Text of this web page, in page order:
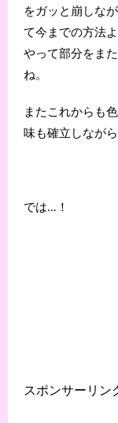
をガッと崩しな
て今までの方法
やって部分をま
ね。
またこれからも
味も確立しなが
では…！
スポンサーリン